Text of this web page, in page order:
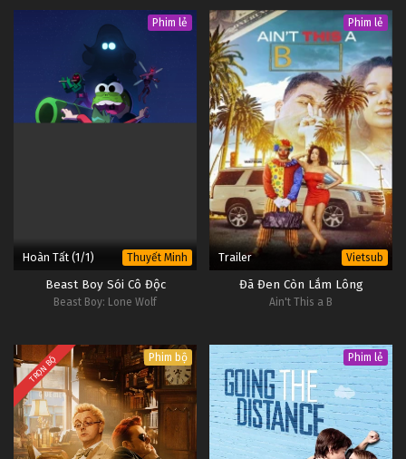
Phim lẻ
Hoàn Tất (1/1) Thuyết Minh
Beast Boy Sói Cô Độc
Beast Boy: Lone Wolf
Phim lẻ
Trailer Vietsub
Đã Đen Còn Lắm Lông
Ain't This a B
TRỌN BỘ Phim bộ Phim lẻ